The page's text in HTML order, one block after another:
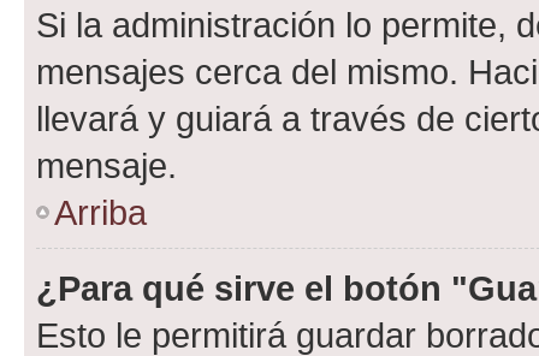
Si la administración lo permite,
mensajes cerca del mismo.
llevará y guiará a través de
mensaje.
Arriba
¿Para qué sirve el botón
Esto le permitirá guardar